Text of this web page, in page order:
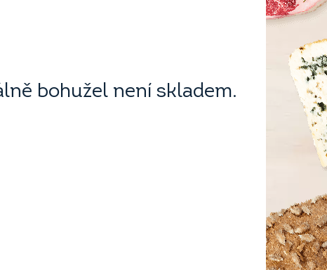
bohužel není skladem.